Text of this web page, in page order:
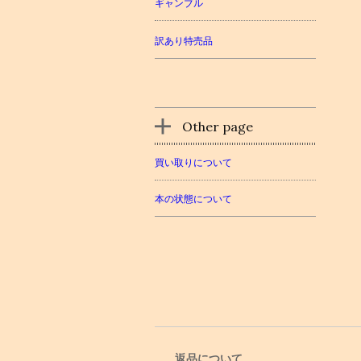
ギャンブル
訳あり特売品
Other page
買い取りについて
本の状態について